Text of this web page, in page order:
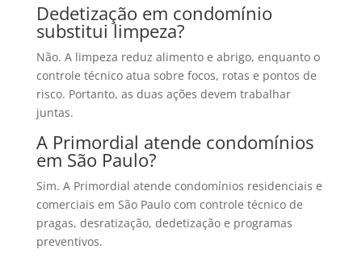
Dedetização em condomínio
substitui limpeza?
Não. A limpeza reduz alimento e abrigo, enquanto o
controle técnico atua sobre focos, rotas e pontos de
risco. Portanto, as duas ações devem trabalhar
juntas.
A Primordial atende condomínios
em São Paulo?
Sim. A Primordial atende condomínios residenciais e
comerciais em São Paulo com controle técnico de
pragas, desratização, dedetização e programas
preventivos.